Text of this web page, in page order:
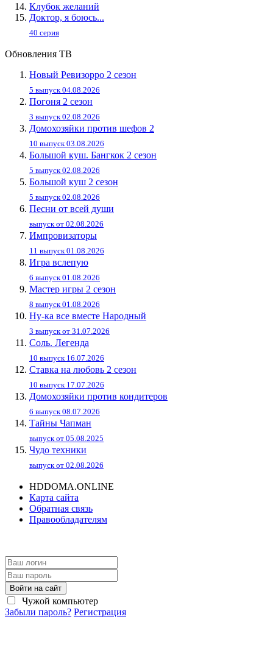
Клубок желаний
Доктор, я боюсь...
40 серия
Обновления ТВ
Новый Ревизорро 2 сезон
5 выпуск 04.08.2026
Погоня 2 сезон
3 выпуск 02.08.2026
Домохозяйки против шефов 2
10 выпуск 03.08.2026
Большой куш. Бангкок 2 сезон
5 выпуск 02.08.2026
Большой куш 2 сезон
5 выпуск 02.08.2026
Песни от всей души
выпуск от 02.08.2026
Импровизаторы
11 выпуск 01.08.2026
Игра вслепую
6 выпуск 01.08.2026
Мастер игры 2 сезон
8 выпуск 01.08.2026
Ну-ка все вместе Народный
3 выпуск от 31.07.2026
Соль. Легенда
10 выпуск 16.07.2026
Ставка на любовь 2 сезон
10 выпуск 17.07.2026
Домохозяйки против кондитеров
6 выпуск 08.07.2026
Тайны Чапман
выпуск от 05.08.2025
Чудо техники
выпуск от 02.08.2026
HDDOMA.ONLINE
Карта сайта
Обратная связь
Правообладателям
Войти на сайт
Чужой компьютер
Забыли пароль? Регистрация